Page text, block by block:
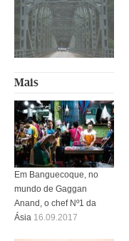
Mais
Em Banguecoque, no
mundo de Gaggan
Anand, o chef Nº1 da
Ásia 16.09.2017